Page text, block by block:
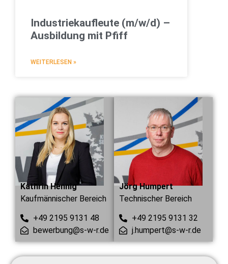
Industriekaufleute (m/w/d) –
Ausbildung mit Pfiff
WEITERLESEN »
Kathrin Hennig
Kaufmännischer Bereich
+49 2195 9131 48
bewerbung@s-w-r.de
Jörg Humpert
Technischer Bereich
+49 2195 9131 32
j.humpert@s-w-r.de